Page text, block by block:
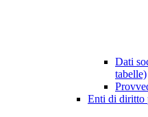
Dati
tabelle)
Enti di diritto